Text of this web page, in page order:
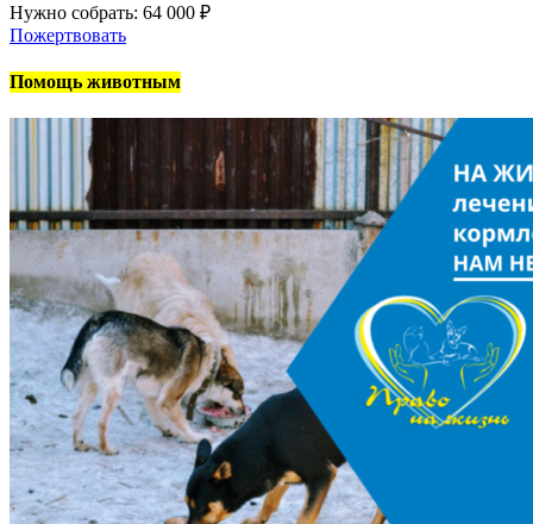
Нужно собрать: 64 000 ₽
Пожертвовать
Помощь животным